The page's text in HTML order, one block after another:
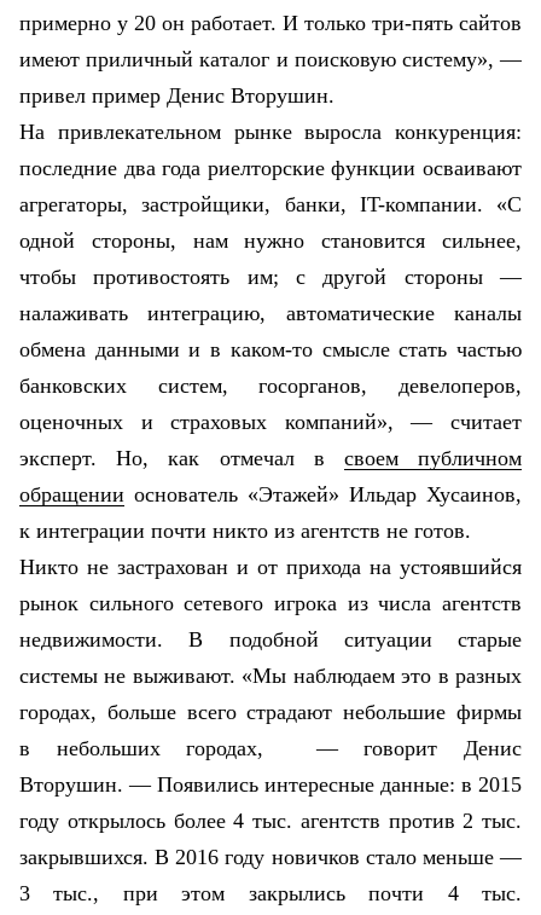
примерно у 20 он работает. И только три-пять сайтов
имеют приличный каталог и поисковую систему», —
привел пример Денис Вторушин.
На привлекательном рынке выросла конкуренция:
последние два года риелторскиефункции осваивают
агрегаторы, застройщики, банки, IT-компании. «С
одной стороны, нам нужно становится сильнее,
чтобы противостоять им; с другой стороны —
налаживать интеграцию, автоматические каналы
обмена данными и в каком-то смысле стать частью
банковских систем,госорганов, девелоперов,
оценочных и страховых компаний», — считает
эксперт. Но, как отмечал в своемпубличном
обращении основатель «Этажей» Ильдар Хусаинов,
к интеграции почти никто из агентств не готов.
Никто не застрахован и от прихода на устоявшийся
рынок сильного сетевого игрока из числа агентств
недвижимости. В подобной ситуации старые
системы не выживают. «Мы наблюдаем это в разных
городах, больше всего страдают небольшие фирмы
в небольших городах,
— говорит Денис
Вторушин. — Появились интересные данные: в 2015
году открылось более 4 тыс. агентств против 2 тыс.
закрывшихся. В 2016 году новичков стало меньше —
3 тыс., при этом закрылись почти 4 тыс.